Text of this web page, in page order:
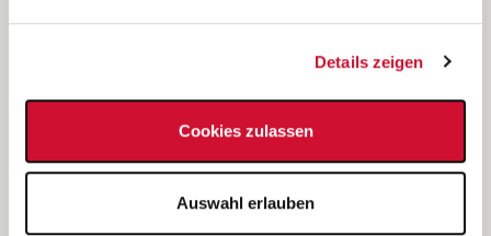
Details zeigen
Cookies zulassen
Auswahl erlauben
Bewerbung als Altenpflegehelfer*in
Bewerbung als Erzieher*in